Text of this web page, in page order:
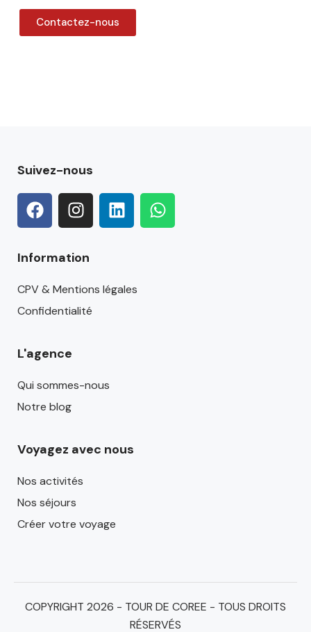
Contactez-nous
Suivez-nous
Information
CPV & Mentions légales
Confidentialité
L'agence
Qui sommes-nous
Notre blog
Voyagez avec nous
Nos activités
Nos séjours
Créer votre voyage
COPYRIGHT 2026 - TOUR DE COREE - TOUS DROITS
RÉSERVÉS